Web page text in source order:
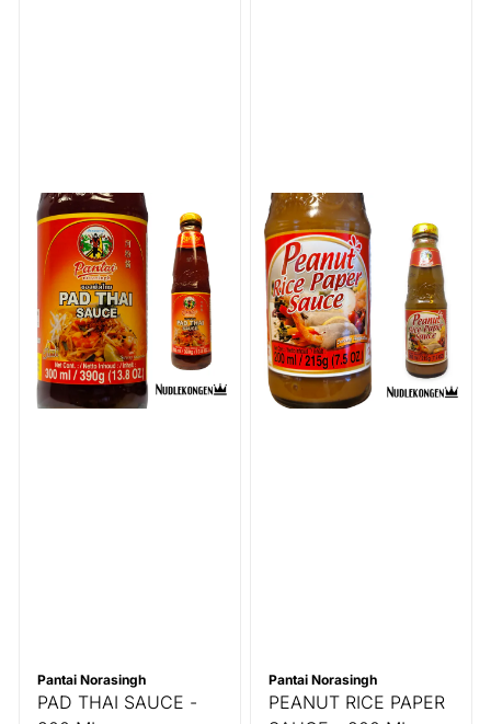
Pantai Norasingh
PAD THAI SAUCE -
Pantai Norasingh
PEANUT RICE PAPER